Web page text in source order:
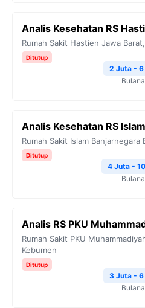
Analis Kesehatan RS
Rumah Sakit Hastien Jawa Barat,
Ditutup
2 Juta -
Analis Kesehatan RS
Rumah Sakit Islam Banjarnegara
Ditutup
4 Juta -
Analis RS PKU
Rumah Sakit PKU
Kebumen
Ditutup
3 Juta -